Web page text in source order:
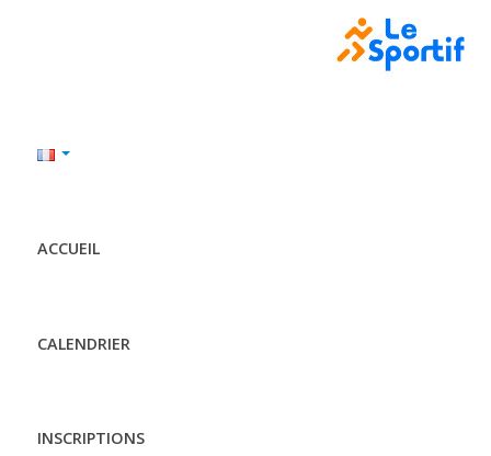
ACCUEIL
CALENDRIER
INSCRIPTIONS